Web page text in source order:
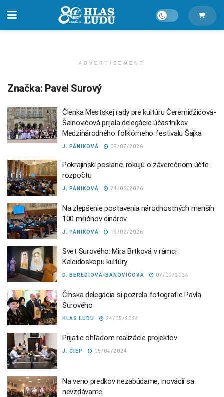
ADVERTISEMENT
Značka: Pavel Surový
Členka Mestskej rady pre kultúru Čeremidžićová-
Šainovićová prijala delegácie účastníkov
Medzinárodného folklórneho festivalu Šajka
J. PÁNIKOVÁ 09/07/2026
Pokrajinskí poslanci rokujú o záverečnom účte
rozpočtu
J. PÁNIKOVÁ 24/06/2026
Na zlepšenie postavenia národnostných menšín
100 miliónov dinárov
J. PÁNIKOVÁ 19/02/2026
Svet Surového: Mira Brtková v rámci
Kaleidoskopu kultúry
D. BEREDIOVÁ-BANOVIĆOVÁ 07/09/2024
Čínska delegácia si pozrela fotografie Pavla
Surového
HLAS ĽUDU 24/05/2024
Prijatie ohľadom realizácie projektov
J. ČIEP 05/04/2024
Na veno predkov nezabúdame, inovácií sa
nevzdávame